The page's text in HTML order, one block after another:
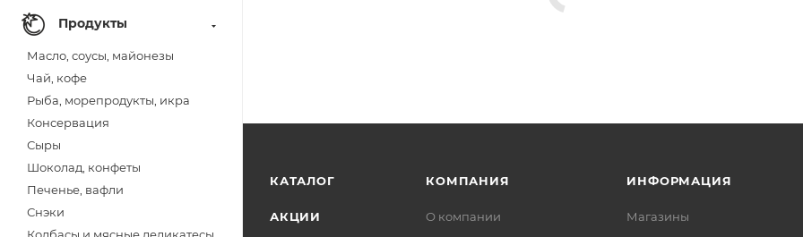
Продукты
Масло, соусы, майонезы
Чай, кофе
Рыба, морепродукты, икра
Консервация
Сыры
Шоколад, конфеты
Печенье, вафли
Снэки
КАТАЛОГ
АКЦИИ
КОМПАНИЯ
О компании
ИНФОРМАЦИЯ
Магазины